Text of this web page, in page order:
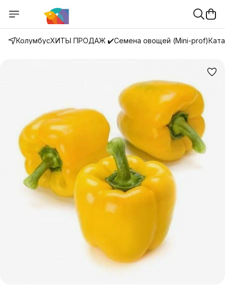
КолумбусХИТЫ ПРОДАЖ ✔️Семена овощей (Mini-prof)